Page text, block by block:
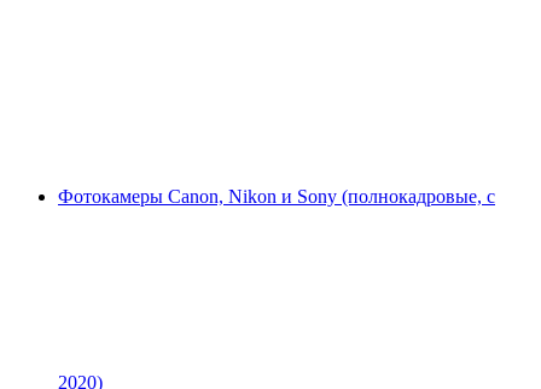
Фотокамеры Canon, Nikon и Sony (полнокадровые, с
2020)